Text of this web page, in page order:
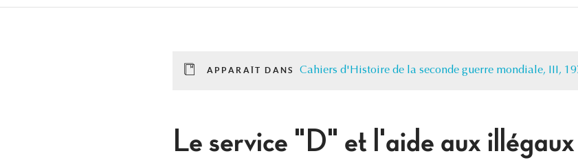
APPARAÎT DANS Cahiers d'Histoire de la seconde guerre mondiale, III,
Le service "D" et l'aide aux illégaux